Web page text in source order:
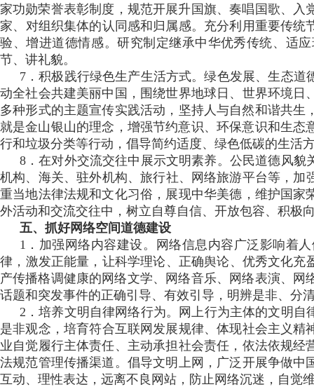
家功勋荣誉表彰制度，规范开展升国旗 、奏唱国歌、入
家、对组织集体的认同感和归属感。充分利用重要传统
验、增进道德情感。研究制定继承中华优秀传统 、
节、讲礼貌。
7．积极践行绿色生产生活方式。绿色发展、生态
动全社会共建美丽中国，围绕世界地球日 、世界环境日
多种形式的主题宣传实践活动 ，坚持人与自然和谐共生
就是金山银山的理念 ，增强节约意识、环保意识和生态意
行和垃圾分类等行动 ，倡导简约适度、绿色低碳的生活方
8．在对外交流交往中展示文明素养  。公民道德风貌
机构、海关、驻外机构、旅行社 、网络旅游平台等
重当地法律法规和文化习俗，展现中华美德，维护国家
外活动和交流交往中 ，树立自尊自信、开放包容、积极
五、抓好网络空间道德建设
1．加强网络内容建设 。网络信息内容广泛影响着
律，激发正能量 ，让科学理论、正确舆论、优秀
产传播格调健康的网络文学 、网络音乐 、网络表演、网
话题和突发事件的正确引导 、有效引导，明辨是非、
2．培养文明自律网络行为。网上行为主体的文明自
是非观念，培育符合互联网发展规律、体现社会主义精
业自觉履行主体责任、主动承担社会责任，依法依规
法规范管理传播渠道。倡导文明上网，广泛开展争做中
互动、理性表达 ，远离不良网站，防止网络沉迷 ，自觉